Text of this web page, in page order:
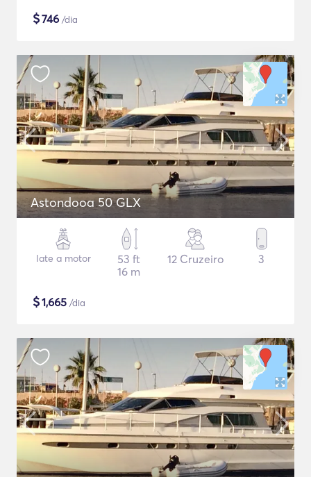
$746 /dia
Astondooa 50 GLX
Iate a motor
53 ft
16 m
12 Cruzeiro 3
$1,665 /dia